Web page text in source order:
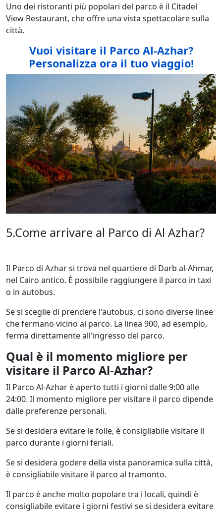
Uno dei ristoranti più popolari del parco è il Citadel
View Restaurant, che offre una vista spettacolare sulla
città.
Vuoi visitare il Parco Al-Azhar?
Personalizza ora il tuo viaggio!
5.Come arrivare al Parco di Al Azhar?
Il Parco di Azhar si trova nel quartiere di Darb al-Ahmar,
nel Cairo antico. È possibile raggiungere il parco in taxi
o in autobus.
Se si sceglie di prendere l'autobus, ci sono diverse linee
che fermano vicino al parco. La linea 900, ad esempio,
ferma direttamente all'ingresso del parco.
Qual è il momento migliore per
visitare il Parco Al-Azhar?
Il Parco Al-Azhar è aperto tutti i giorni dalle 9:00 alle
24:00. Il momento migliore per visitare il parco dipende
dalle preferenze personali.
Se si desidera evitare le folle, è consigliabile visitare il
parco durante i giorni feriali.
Se si desidera godere della vista panoramica sulla città,
è consigliabile visitare il parco al tramonto.
Il parco è anche molto popolare tra i locali, quindi è
consigliabile evitare i giorni festivi se si desidera evitare